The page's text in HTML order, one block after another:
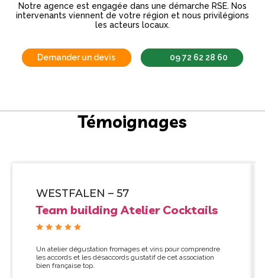
Notre agence est engagée dans une démarche RSE. Nos
intervenants viennent de votre région et nous privilégions
les acteurs locaux.
Demander un devis 09 72 62 28 60
Témoignages
WESTFALEN – 57
Team building Atelier Cocktails
Un atelier dégustation fromages et vins pour comprendre
les accords et les désaccords gustatif de cet association
bien française top.